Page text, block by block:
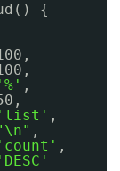
{
'%' ,
'list' ,
,
'count' ,
'DESC'